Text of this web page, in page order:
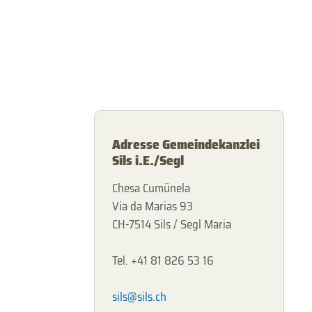
Adresse Gemeindekanzlei
Sils i.E./Segl
Chesa Cumünela
Via da Marias 93
CH-7514 Sils / Segl Maria
Tel. +41 81 826 53 16
sils@sils.ch